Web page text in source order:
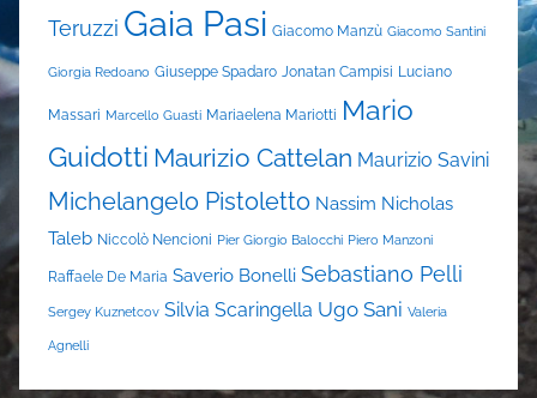
Teruzzi Gaia Pasi Giacomo Manzù Giacomo Santini
Giorgia Redoano Giuseppe Spadaro Jonatan Campisi Luciano
Massari Marcello Guasti Mariaelena Mariotti Mario
Guidotti Maurizio Cattelan Maurizio Savini
Michelangelo Pistoletto Nassim Nicholas
Taleb Niccolò Nencioni Pier Giorgio Balocchi Piero Manzoni
Raffaele De Maria Saverio Bonelli Sebastiano Pelli
Sergey Kuznetcov Silvia Scaringella Ugo Sani Valeria
Agnelli